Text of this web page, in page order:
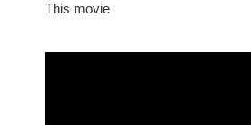
This movie